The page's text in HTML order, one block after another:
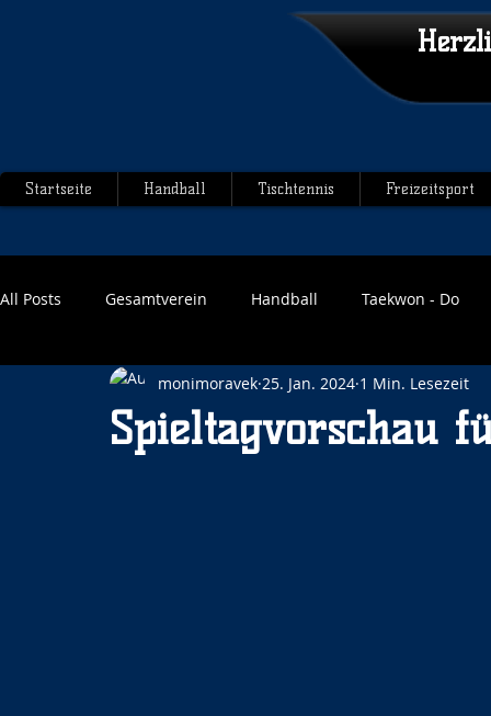
Startseite Handball Tischtennis Freizeitsport
All Posts Gesamtverein Handball Taekwon - Do
Spieltagvorschau
monimoravek 25. Jan. 2024 1 Min. Lesezeit